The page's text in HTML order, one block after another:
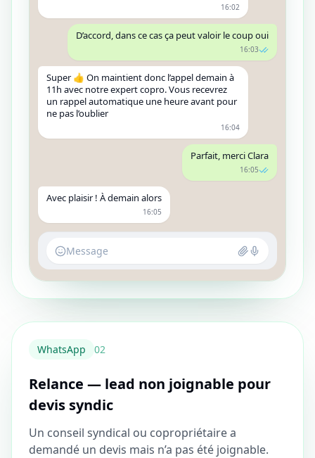
16:02
D’accord, dans ce cas ça peut valoir le coup oui
16:03
Super 👍 On maintient donc l’appel demain à
11h avec notre expert copro. Vous recevrez
un rappel automatique une heure avant pour
ne pas l’oublier
16:04
Parfait, merci Clara
16:05
Avec plaisir ! À demain alors
16:05
Message
WhatsApp 02
Relance — lead non joignable pour
devis syndic
Un conseil syndical ou copropriétaire a
demandé un devis mais n’a pas été joignable.